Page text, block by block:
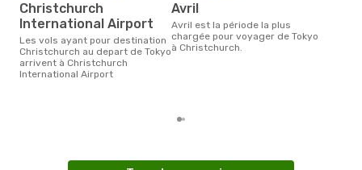
Christchurch
International Airport
Les vols ayant pour destination
Christchurch au depart de Tokyo
arrivent à Christchurch
International Airport
avril
avril est la période la plus
chargée pour voyager de Tokyo
à Christchurch.